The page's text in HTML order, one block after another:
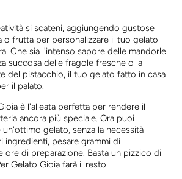
si scateni, aggiungendo gustose
o frutta per personalizzare il tuo gelato
Che sia l'intenso sapore delle mandorle
succosa delle fragole fresche o la
del pistacchio, il tuo gelato fatto in casa
il palato.
è l'alleata perfetta per rendere il
ancora più speciale. Ora puoi
un'ottimo gelato, senza la necessità
ingredienti, pesare grammi di
ore di preparazione. Basta un pizzico di
Gelato Gioia farà il resto.